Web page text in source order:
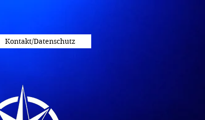
Kontakt/Datenschutz